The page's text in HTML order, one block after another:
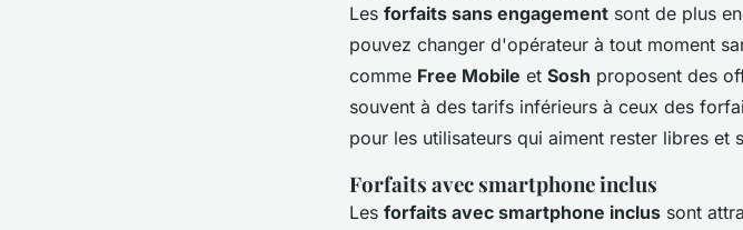
Les forfaits sans engagement sont de plus
pouvez changer d'opérateur à tout moment
comme Free Mobile et Sosh proposent des
souvent à des tarifs inférieurs à ceux des
pour les utilisateurs qui aiment rester libres
Forfaits avec smartphone inclus
Les forfaits avec smartphone inclus sont